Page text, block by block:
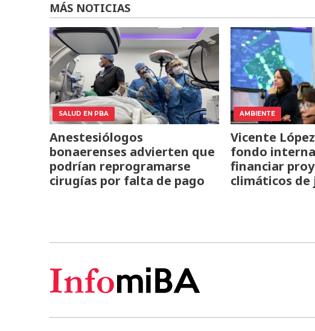
MÁS NOTICIAS
SALUD EN PBA
Anestesiólogos
bonaerenses advierten que
podrían reprogramarse
cirugías por falta de pago
AMBIENTE
Vicente
fondo
financiar
climáticos de